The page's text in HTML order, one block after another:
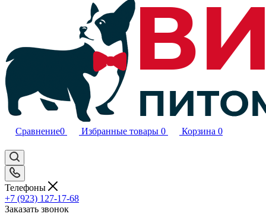
Сравнение0 Избранные товары 0 Корзина 0
Телефоны
+7 (923) 127-17-68
Заказать звонок